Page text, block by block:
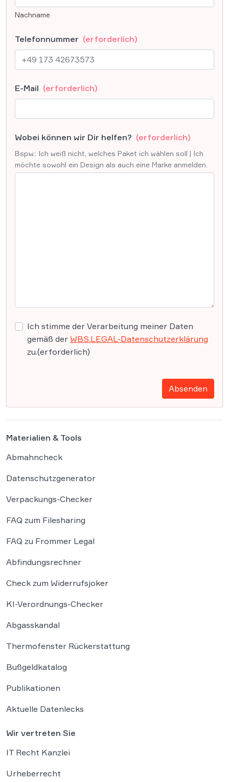
Nachname
Telefonnummer (erforderlich)
E-Mail (erforderlich)
Wobei können wir Dir helfen? (erforderlich)
Bspw.: Ich weiß nicht, welches Paket ich wählen soll | Ich
möchte sowohl ein Design als auch eine Marke anmelden.
Ich stimme der Verarbeitung meiner Daten
gemäß der WBS.LEGAL-Datenschutzerklärung
zu.(erforderlich)
Absenden
Materialien & Tools
Abmahncheck
Datenschutzgenerator
Verpackungs-Checker
FAQ zum Filesharing
FAQ zu Frommer Legal
Abfindungsrechner
Check zum Widerrufsjoker
KI-Verordnungs-Checker
Abgasskandal
Thermofenster Rückerstattung
Bußgeldkatalog
Publikationen
Aktuelle Datenlecks
Wir vertreten Sie
IT Recht Kanzlei
Urheberrecht